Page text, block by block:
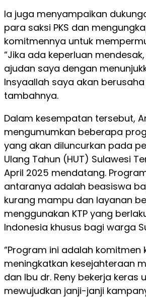
Ia juga menyampaikan
para saksi PKS dan
komitmennya untuk
“Jika ada keperluan
ajudan saya dengan
Insyaallah saya akan
tambahnya.
Dalam kesempatan tersebut,
mengumumkan beberapa
yang akan diluncurkan pada
Ulang Tahun (HUT) Sulawesi
April 2025 mendatang.
antaranya adalah beasiswa
kurang mampu dan layanan
menggunakan KTP yang
Indonesia khusus bagi warga
“Program ini adalah komitmen
meningkatkan kesejahteraan
dan Ibu dr. Reny bekerja keras
mewujudkan janji-janji